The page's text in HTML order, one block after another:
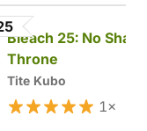
Bleach 25: No
Throne
Tite Kubo
1×